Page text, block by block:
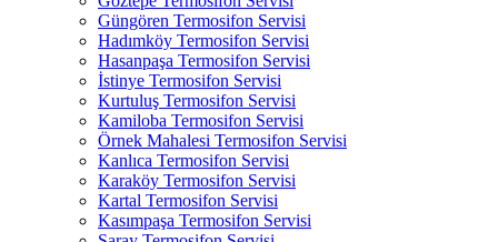
Güngören Termosifon Servisi
Hadımköy Termosifon Servisi
Hasanpaşa Termosifon Servisi
İstinye Termosifon Servisi
Kurtuluş Termosifon Servisi
Kamiloba Termosifon Servisi
Örnek Mahalesi Termosifon Servisi
Kanlıca Termosifon Servisi
Karaköy Termosifon Servisi
Kartal Termosifon Servisi
Kasımpaşa Termosifon Servisi